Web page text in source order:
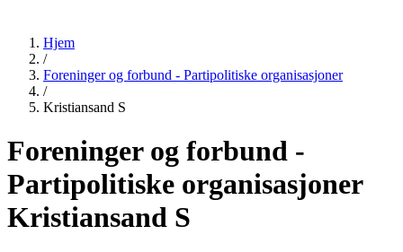
Hjem
/
Foreninger og forbund - Partipolitiske organisasjoner
/
Kristiansand S
Foreninger og forbund -
Partipolitiske organisasjoner
Kristiansand S